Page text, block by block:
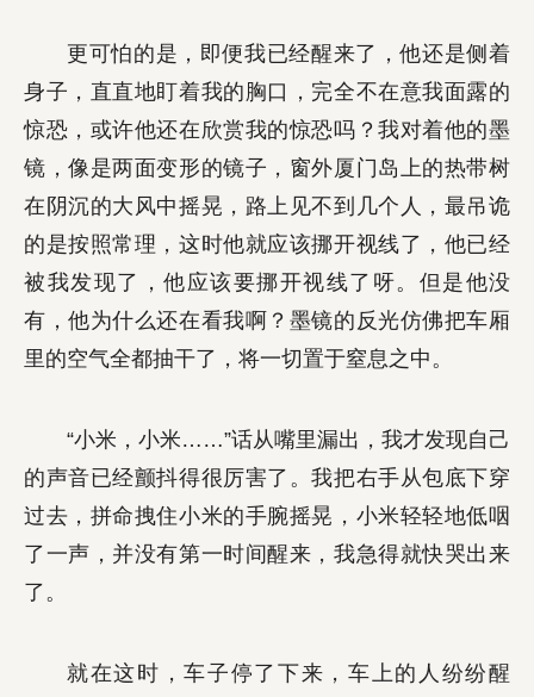
更可怕的是，即便我已经醒来了，他还是侧着
身子，直直地盯着我的胸口，完全不在意我面露的
惊恐，或许他还在欣赏我的惊恐吗？我对着他的墨
镜，像是两面变形的镜子，窗外厦门岛上的热带树
在阴沉的大风中摇晃，路上见不到几个人，最吊诡
的是按照常理，这时他就应该挪开视线了，他已经
被我发现了，他应该要挪开视线了呀。但是他没
有，他为什么还在看我啊？墨镜的反光仿佛把车厢
里的空气全都抽干了，将一切置于窒息之中。
“小米，小米……”话从嘴里漏出，我才发现自己
的声音已经颤抖得很厉害了。我把右手从包底下穿
过去，拼命拽住小米的手腕摇晃，小米轻轻地低咽
了一声，并没有第一时间醒来，我急得就快哭出来
了。
就在这时，车子停了下来，车上的人纷纷醒